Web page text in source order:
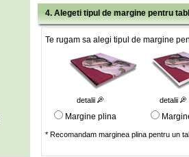
4. Alegeti tipul de margine pentru
Te rugam sa alegi tipul de margine
detalii detalii
Margine plina
* Recomandam marginea plina pentru un